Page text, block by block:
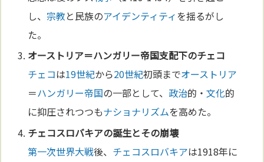
し、 宗教と民族のアイデンティティを揺るがし
た。
オーストリア＝ハンガリー帝国支配下のチェコ
チェコは19世紀から20世紀初頭までオーストリア
＝ハンガリー帝国の一部として、 政治的・文化的
に抑圧されつつもナショナリズムを高めた。
チェコスロバキアの誕生とその崩壊
第一次世界大戦後、 チェコスロバキアは1918年に